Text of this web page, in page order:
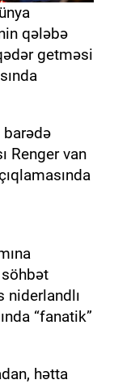
qələbə
getməsi
Renger van
“fanatik”
hətta